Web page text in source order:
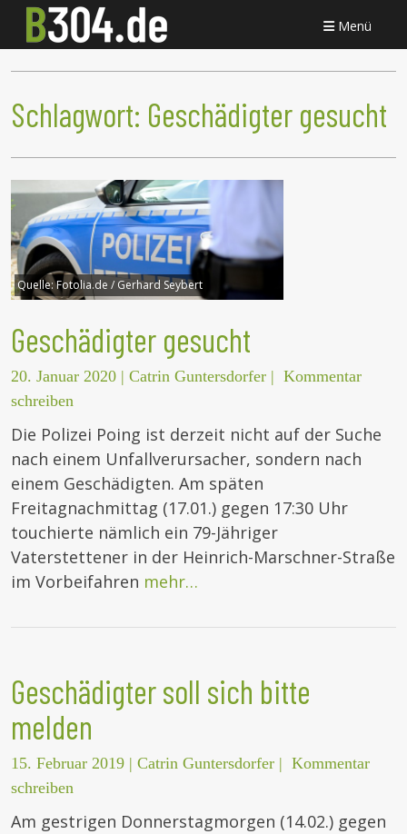
Menü
Schlagwort: Geschädigter gesucht
Quelle:Fotolia.de / Gerhard Seybert
Geschädigter gesucht
20. Januar 2020 | Catrin Guntersdorfer | Kommentar
schreiben
Die Polizei Poing ist derzeit nicht auf der Suche
nach einem Unfallverursacher, sondern nach
einem Geschädigten. Am späten
Freitagnachmittag (17.01.) gegen 17:30 Uhr
touchierte nämlich ein 79-Jähriger
Vaterstettener in der Heinrich-Marschner-Straße
im Vorbeifahren mehr…
Geschädigter soll sich bitte
melden
15. Februar 2019 | Catrin Guntersdorfer | Kommentar
schreiben
Am gestrigen Donnerstagmorgen (14.02.) gegen